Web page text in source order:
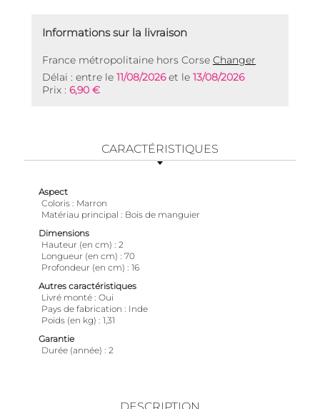
Informations sur la livraison
France métropolitaine hors Corse Changer
Délai : entre le 11/08/2026et le 13/08/2026
Prix : 6,90 €
CARACTÉRISTIQUES
Aspect
Coloris
Marron
Matériau principal
Bois de manguier
Dimensions
Hauteur (en cm)
2
Longueur (en cm)
70
Profondeur (en cm)
16
Autres caractéristiques
Livré monté Oui
Pays de fabrication
Inde
Poids (en kg)
1,31
Garantie
Durée (année)
2